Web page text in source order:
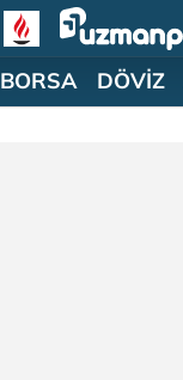
BORSA DÖVİZ